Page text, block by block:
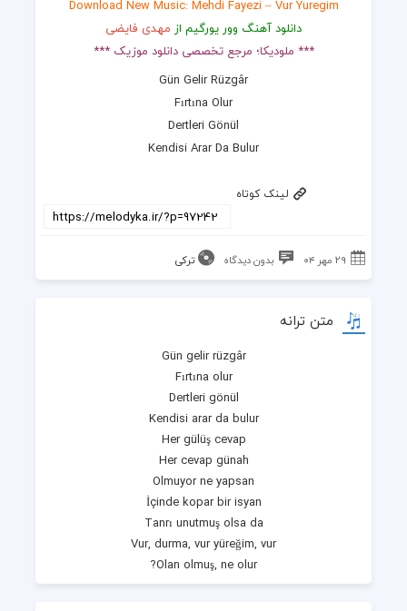
Download New Music: Mehdi Fayezi – Vur Yuregim
دانلود آهنگ وور یورگیم از مهدی فایضی
*** ملودیکا؛ مرجع تخصصی دانلود موزیک ***
Gün Gelir Rüzgâr
Fırtına Olur
Dertleri Gönül
Kendisi Arar Da Bulur
لینک کوتاه
۲۹ مهر ۰۴ بدون دیدگاه ترکی
متن ترانه
Hayata bir daha vur